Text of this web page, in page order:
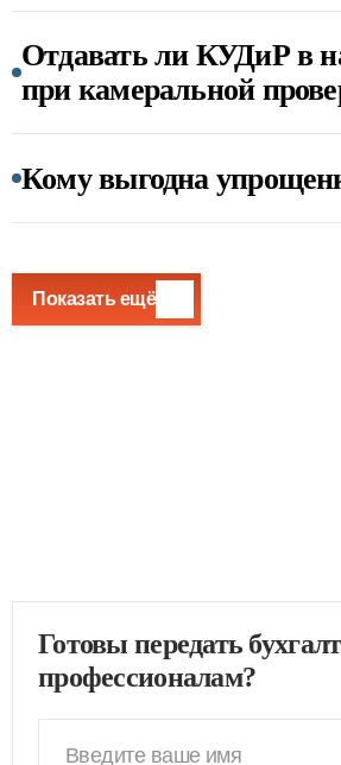
Отдавать ли КУДиР в
при камеральной
Кому выгодна
Показать ещё
Готовы передать
профессионалам?